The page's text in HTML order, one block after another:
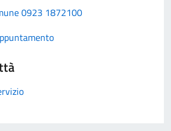
0923 1872100